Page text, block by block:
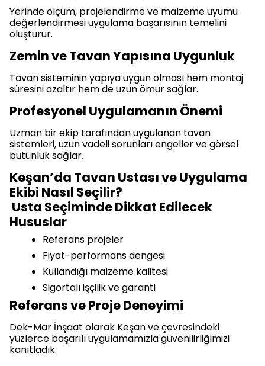
Yerinde ölçüm, projelendirme ve malzeme uyumu
değerlendirmesi uygulama başarısının temelini
oluşturur.
Zemin ve Tavan Yapısına Uygunluk
Tavan sisteminin yapıya uygun olması hem montaj
süresini azaltır hem de uzun ömür sağlar.
Profesyonel Uygulamanın Önemi
Uzman bir ekip tarafından uygulanan tavan
sistemleri, uzun vadeli sorunları engeller ve görsel
bütünlük sağlar.
Keşan’da Tavan Ustası ve Uygulama
Ekibi Nasıl Seçilir?
Usta Seçiminde Dikkat Edilecek
Hususlar
Referans projeler
Fiyat-performans dengesi
Kullandığı malzeme kalitesi
Sigortalı işçilik ve garanti
Referans ve Proje Deneyimi
Dek-Mar İnşaat olarak Keşan ve çevresindeki
yüzlerce başarılı uygulamamızla güvenilirliğimizi
kanıtladık.